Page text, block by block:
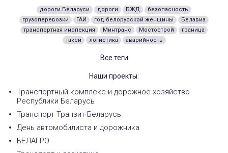
дороги Беларуси дороги БЖД
безопасность
грузоперевозки
ГАИ год белорусской женщины
Белавиа
транспортная инспекция
Минтранс Мостострой
граница
такси
логистика аварийность
Все теги
Наши проекты:
Транспортный комплекс и дорожное хозяйство
Республики Беларусь
Транспорт Транзит Беларусь
День автомобилиста и дорожника
БЕЛАГРО